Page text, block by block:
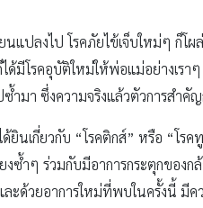
แปลงไป โรคภัยไข้เจ็บใหม่ๆ ก็โ
มีโรคอุบัติใหม่ให้พ่อแม่อย่างเรา
ำมา ซึ่งความจริงแล้วตัวการสำคั
นเกี่ยวกับ “โรคติกส์” หรือ “โร
งซ้ำๆ ร่วมกับมีอาการกระตุกของ
ด้วยอาการใหม่ที่พบในครั้งนี้ มีค